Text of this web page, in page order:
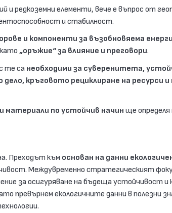
и редкоземни елементи, вече е въпрос от
и стабилност.
и компоненти за възобновяема
„оръжие“ за влияние и преговори.
те са необходими за суверенитета,
дело, кръговото рециклиране на
материали по устойчив начин ще
Преходът към основан на данни
Междувременно стратегическият
за осигуряване на бъдеща устойчивост
превърнем екологичните данни в полезни